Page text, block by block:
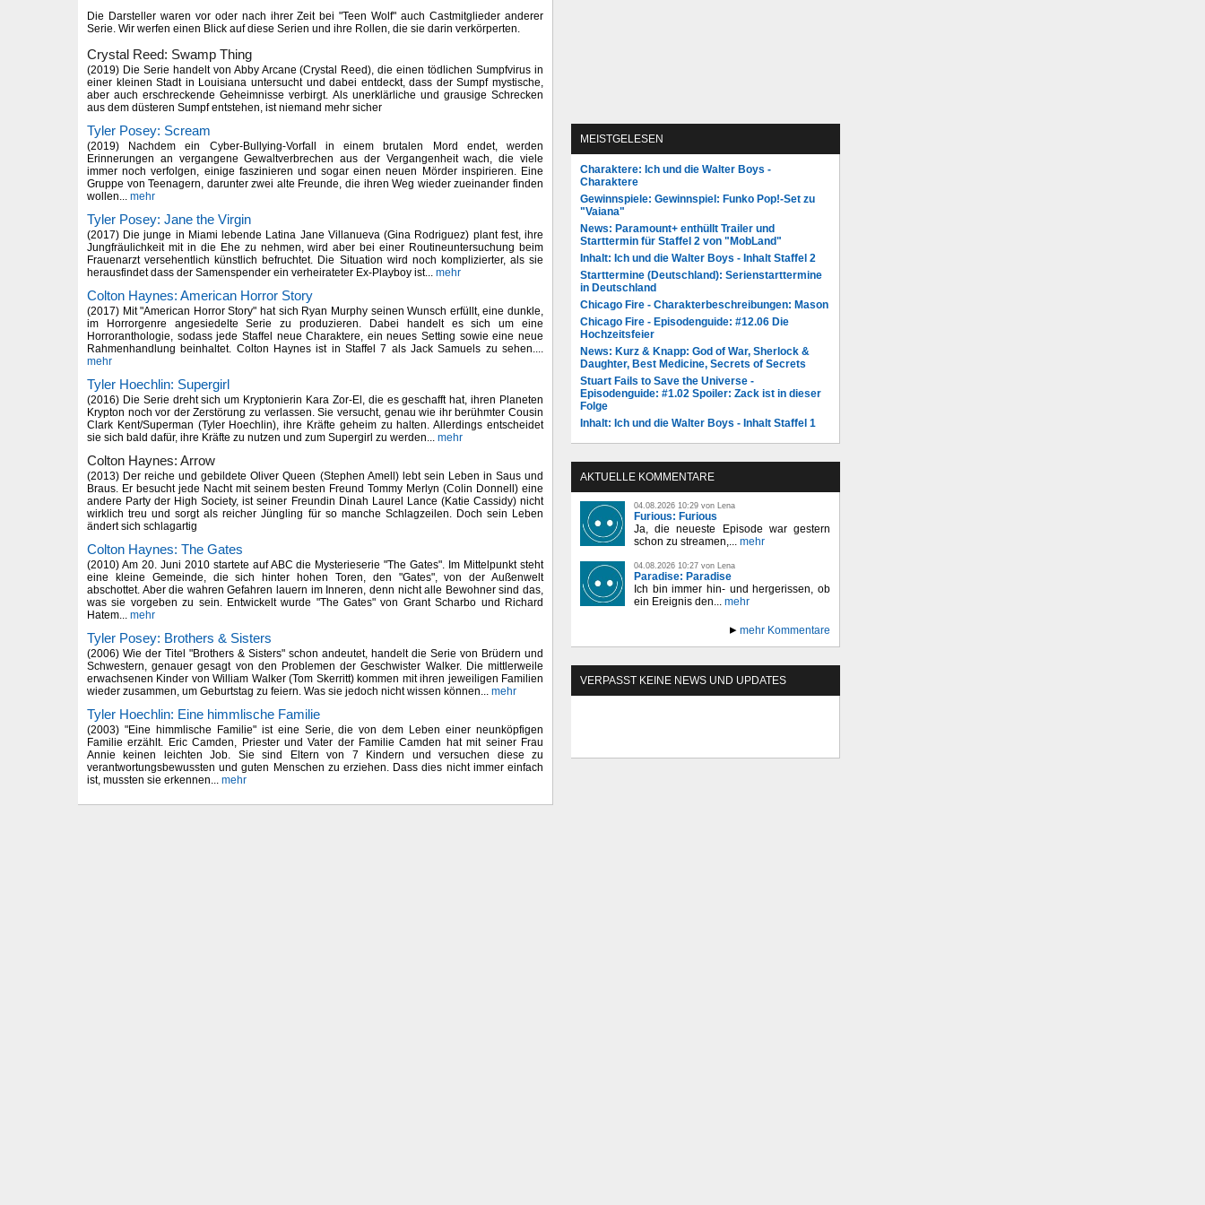
Die Darsteller waren vor oder nach ihrer Zeit bei "Teen Wolf" auch Castmitglieder anderer
Serie. Wir werfen einen Blick auf diese Serien und ihre Rollen, die sie darin verkörperten.
Crystal Reed: Swamp Thing
(2019) Die Serie handelt von Abby Arcane (Crystal Reed), die einen tödlichen Sumpfvirus in
einer kleinen Stadt in Louisiana untersucht und dabei entdeckt, dass der Sumpf mystische,
aber auch erschreckende Geheimnisse verbirgt. Als unerklärliche und grausige Schrecken
aus dem düsteren Sumpf entstehen, ist niemand mehr sicher
Tyler Posey: Scream
(2019) Nachdem ein Cyber-Bullying-Vorfall in einem brutalen Mord endet, werden
Erinnerungen an vergangene Gewaltverbrechen aus der Vergangenheit wach, die viele
immer noch verfolgen, einige faszinieren und sogar einen neuen Mörder inspirieren. Eine
Gruppe von Teenagern, darunter zwei alte Freunde, die ihren Weg wieder zueinander finden
wollen... mehr
Tyler Posey: Jane the Virgin
(2017) Die junge in Miami lebende Latina Jane Villanueva (Gina Rodriguez) plant fest, ihre
Jungfräulichkeit mit in die Ehe zu nehmen, wird aber bei einer Routineuntersuchung beim
Frauenarzt versehentlich künstlich befruchtet. Die Situation wird noch komplizierter, als sie
herausfindet dass der Samenspender ein verheirateter Ex-Playboy ist... mehr
Colton Haynes: American Horror Story
(2017) Mit "American Horror Story" hat sich Ryan Murphy seinen Wunsch erfüllt, eine dunkle,
im Horrorgenre angesiedelte Serie zu produzieren. Dabei handelt es sich um eine
Horroranthologie, sodass jede Staffel neue Charaktere, ein neues Setting sowie eine neue
Rahmenhandlung beinhaltet. Colton Haynes ist in Staffel 7 als Jack Samuels zu sehen....
mehr
Tyler Hoechlin: Supergirl
(2016) Die Serie dreht sich um Kryptonierin Kara Zor-El, die es geschafft hat, ihren Planeten
Krypton noch vor der Zerstörung zu verlassen. Sie versucht, genau wie ihr berühmter Cousin
Clark Kent/Superman (Tyler Hoechlin), ihre Kräfte geheim zu halten. Allerdings entscheidet
sie sich bald dafür, ihre Kräfte zu nutzen und zum Supergirl zu werden... mehr
Colton Haynes: Arrow
(2013) Der reiche und gebildete Oliver Queen (Stephen Amell) lebt sein Leben in Saus und
Braus. Er besucht jede Nacht mit seinem besten Freund Tommy Merlyn (Colin Donnell) eine
andere Party der High Society, ist seiner Freundin Dinah Laurel Lance (Katie Cassidy) nicht
wirklich treu und sorgt als reicher Jüngling für so manche Schlagzeilen. Doch sein Leben
ändert sich schlagartig
Colton Haynes: The Gates
(2010) Am 20. Juni 2010 startete auf ABC die Mysterieserie "The Gates". Im Mittelpunkt steht
eine kleine Gemeinde, die sich hinter hohen Toren, den "Gates", von der Außenwelt
abschottet. Aber die wahren Gefahren lauern im Inneren, denn nicht alle Bewohner sind das,
was sie vorgeben zu sein. Entwickelt wurde "The Gates" von Grant Scharbo und Richard
Hatem... mehr
Tyler Posey: Brothers & Sisters
(2006) Wie der Titel "Brothers & Sisters" schon andeutet, handelt die Serie von Brüdern und
Schwestern, genauer gesagt von den Problemen der Geschwister Walker. Die mittlerweile
erwachsenen Kinder von William Walker (Tom Skerritt) kommen mit ihren jeweiligen Familien
wieder zusammen, um Geburtstag zu feiern. Was sie jedoch nicht wissen können... mehr
Tyler Hoechlin: Eine himmlische Familie
(2003) "Eine himmlische Familie" ist eine Serie, die von dem Leben einer neunköpfigen
Familie erzählt. Eric Camden, Priester und Vater der Familie Camden hat mit seiner Frau
Annie keinen leichten Job. Sie sind Eltern von 7 Kindern und versuchen diese zu
verantwortungsbewussten und guten Menschen zu erziehen. Dass dies nicht immer einfach
ist, mussten sie erkennen... mehr
MEISTGELESEN
Charaktere: Ich und die Walter Boys -
Charaktere
Gewinnspiele: Gewinnspiel: Funko Pop!-Set zu
"Vaiana"
News: Paramount+ enthüllt Trailer und
Starttermin für Staffel 2 von "MobLand"
Inhalt: Ich und die Walter Boys - Inhalt Staffel 2
Starttermine (Deutschland): Serienstarttermine
in Deutschland
Chicago Fire - Charakterbeschreibungen: Mason
Chicago Fire - Episodenguide: #12.06 Die
Hochzeitsfeier
News: Kurz & Knapp: God of War, Sherlock &
Daughter, Best Medicine, Secrets of Secrets
Stuart Fails to Save the Universe -
Episodenguide: #1.02 Spoiler: Zack ist in dieser
Folge
Inhalt: Ich und die Walter Boys - Inhalt Staffel 1
AKTUELLE KOMMENTARE
04.08.2026 10:29 von Lena
Furious: Furious
Ja, die neueste Episode war gestern
schon zu streamen,... mehr
04.08.2026 10:27 von Lena
Paradise: Paradise
Ich bin immer hin- und hergerissen, ob
ein Ereignis den... mehr
mehr Kommentare
VERPASST KEINE NEWS UND UPDATES